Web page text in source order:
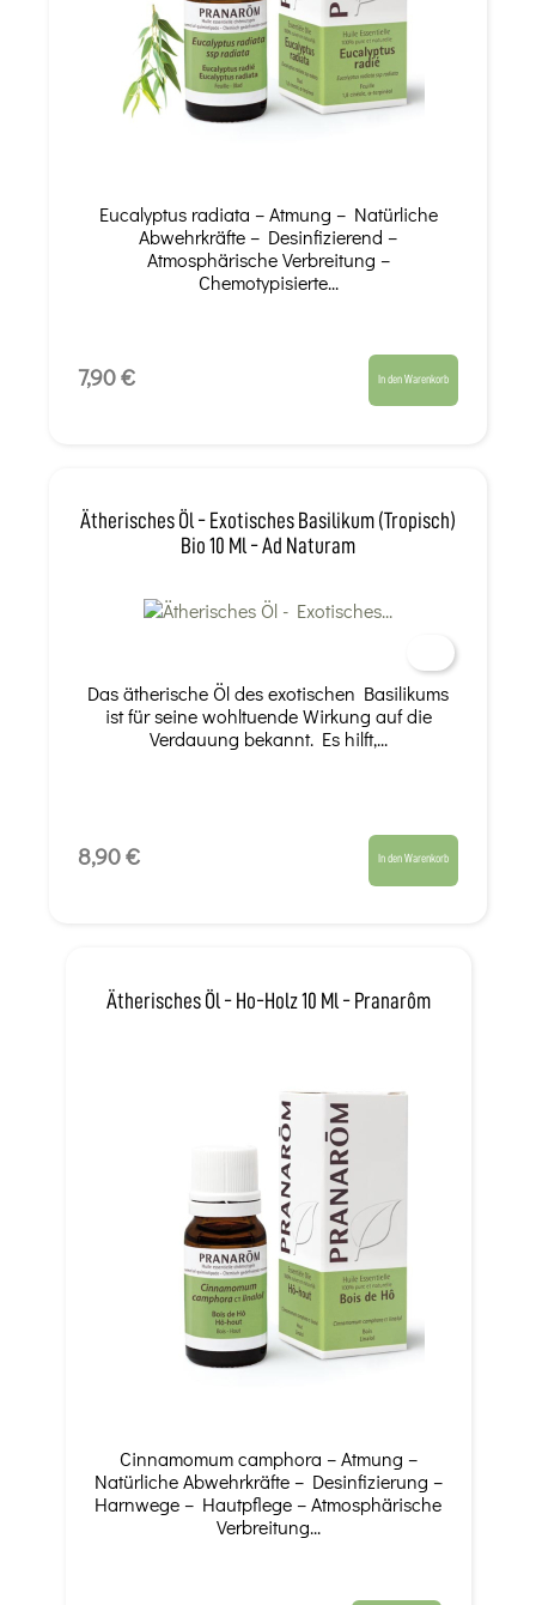
Eucalyptus radiata – Atmung – Natürliche
Abwehrkräfte – Desinfizierend –
Atmosphärische Verbreitung –
Chemotypisierte...
7,90 € In den Warenkorb
Ätherisches Öl - Exotisches Basilikum (tropisch)
Bio 10 Ml - Ad Naturam
Das ätherische Öl des exotischen Basilikums
ist für seine wohltuende Wirkung auf die
Verdauung bekannt. Es hilft,...
8,90 € In den Warenkorb
Ätherisches Öl - Ho-Holz 10 Ml - Pranarôm
Cinnamomum camphora – Atmung –
Natürliche Abwehrkräfte – Desinfizierung –
Harnwege – Hautpflege – Atmosphärische
Verbreitung...